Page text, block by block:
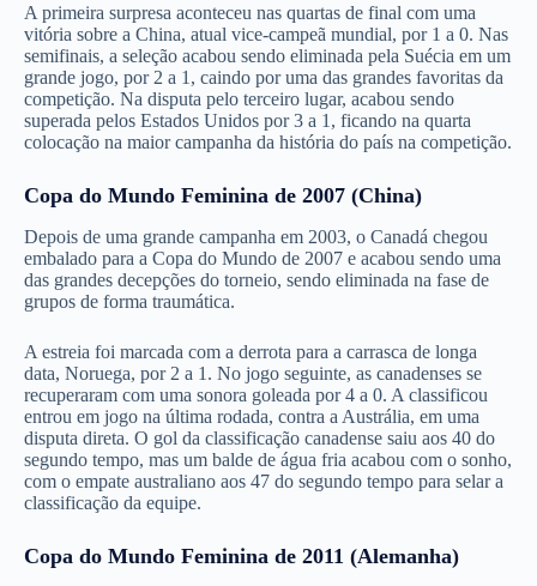
A primeira surpresa aconteceu nas quartas de final com uma
vitória sobre a China, atual vice-campeã mundial, por 1 a 0. Nas
semifinais, a seleção acabou sendo eliminada pela Suécia em um
grande jogo, por 2 a 1, caindo por uma das grandes favoritas da
competição. Na disputa pelo terceiro lugar, acabou sendo
superada pelos Estados Unidos por 3 a 1, ficando na quarta
colocação na maior campanha da história do país na competição.
Copa do Mundo Feminina de 2007 (China)
Depois de uma grande campanha em 2003, o Canadá chegou
embalado para a Copa do Mundo de 2007 e acabou sendo uma
das grandes decepções do torneio, sendo eliminada na fase de
grupos de forma traumática.
A estreia foi marcada com a derrota para a carrasca de longa
data, Noruega, por 2 a 1. No jogo seguinte, as canadenses se
recuperaram com uma sonora goleada por 4 a 0. A classificou
entrou em jogo na última rodada, contra a Austrália, em uma
disputa direta. O gol da classificação canadense saiu aos 40 do
segundo tempo, mas um balde de água fria acabou com o sonho,
com o empate australiano aos 47 do segundo tempo para selar a
classificação da equipe.
Copa do Mundo Feminina de 2011 (Alemanha)